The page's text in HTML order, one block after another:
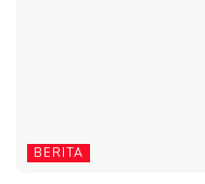
BERITA